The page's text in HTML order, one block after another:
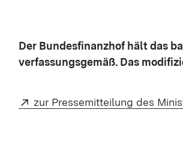
Der Bundesfinanzhof hält das
verfassungsgemäß. Das
Extern:
zur Pressemitteilung des